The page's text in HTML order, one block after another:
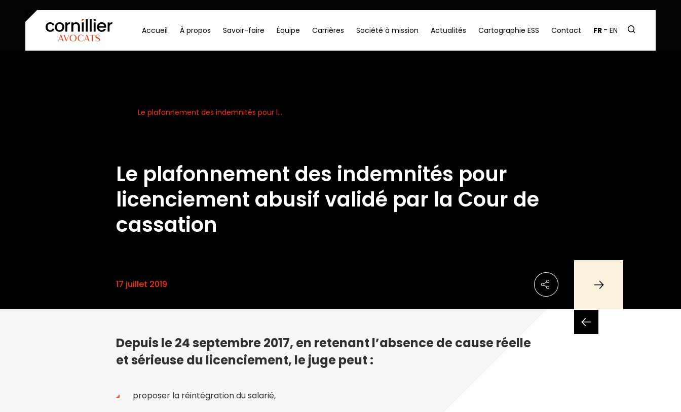
Accueil À propos Savoir-faire Équipe Carrières Société à mission Actualités Cartographie ESS Contact FR EN
Le plafonnement des indemnités pour l...
Le plafonnement des indemnités pour
licenciement abusif validé par la Cour de
cassation
17 juillet 2019
Depuis le 24 septembre 2017, en retenant l’absence de cause réelle
et sérieuse du licenciement, le juge peut :
proposer la réintégration du salarié,